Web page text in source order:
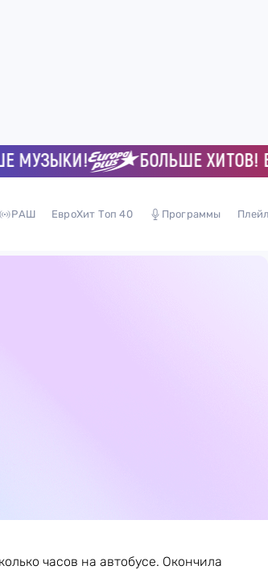
БОЛЬШЕ ХИТОВ!
РАШ ЕвроХит Топ 40 Программы
часов на автобусе. Окончила